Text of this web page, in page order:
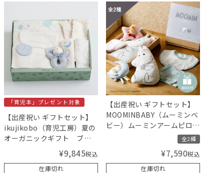
「育児本」プレゼント対象
【出産祝い ギフトセット】
ikujikobo（育児工房）夏の
オーガニックギフト ブル
ー【ギフトボックス入り】
／Amingオリジナルセット
¥9,845税込
在庫切れ
【出産祝い ギフトセット】
MOOMINBABY（ムーミンベ
ビー）ムーミンアームピロ
ー&ラトルセット【ギフトボ
ックス入り】／Amingオリ
全2種
¥7,590税込
在庫切れ